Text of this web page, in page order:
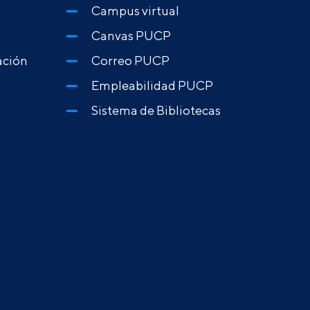
Campus virtual
Canvas PUCP
Correo PUCP
Empleabilidad PUCP
Sistema de Bibliotecas